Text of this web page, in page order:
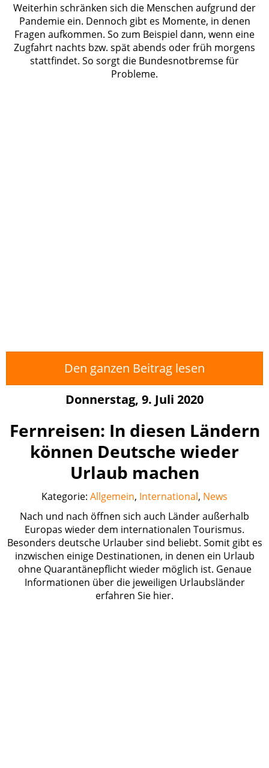
Weiterhin schränken sich die Menschen aufgrund der
Pandemie ein. Dennoch gibt es Momente, in denen
Fragen aufkommen. So zum Beispiel dann, wenn eine
Zugfahrt nachts bzw. spät abends oder früh morgens
stattfindet. So sorgt die Bundesnotbremse für
Probleme.
Den ganzen Beitrag lesen
Donnerstag, 9. Juli 2020
Fernreisen: In diesen Ländern
können Deutsche wieder
Urlaub machen
Kategorie: Allgemein, International, News
Nach und nach öffnen sich auch Länder außerhalb
Europas wieder dem internationalen Tourismus.
Besonders deutsche Urlauber sind beliebt. Somit gibt es
inzwischen einige Destinationen, in denen ein Urlaub
ohne Quarantänepflicht wieder möglich ist. Genaue
Informationen über die jeweiligen Urlaubsländer
erfahren Sie hier.